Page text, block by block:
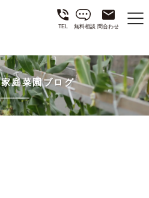
TEL 無料相談 問合わせ
家庭菜園ブログ